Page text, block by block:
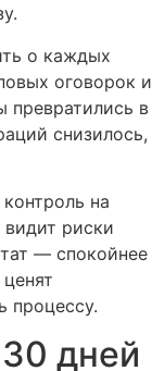
о каждых
оговорок и
превратились в
снизилось,
на
риски
— спокойнее
процессу.
дней